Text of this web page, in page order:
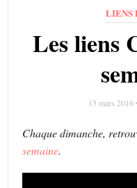
LIENS
Les liens
13 mars 2016
Chaque dimanche,
semaine.